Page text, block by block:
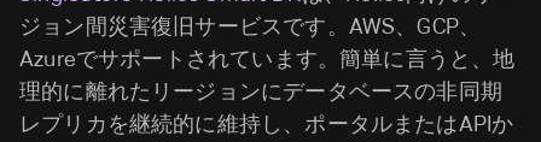
ジョン間災害復旧サービスです。AWS、GCP、
Azureでサポートされています。簡単に言うと、地
理的に離れたリージョンにデータベースの非同期
レプリカを継続的に維持し、ポータルまたはAPIか